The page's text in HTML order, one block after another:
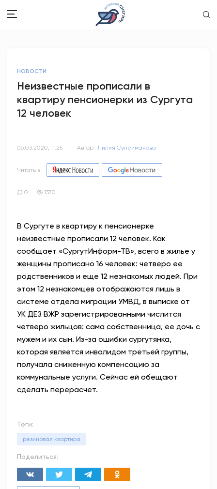
ОБРАЗОВАНИЕ
КУЛЬТУРА
СПОРТ
АНТИТЕРРОР
НОВОСТИ
ОФИЦИАЛЬНО
80,93
НОВОСТИ
Неизвестные прописали в
квартиру пенсионерки из Сургута
12 человек
06.03.2020, 11:25 Автор: Лилия Сулейманова
Читать в
0 1370
В Сургуте в квартиру к пенсионерке
неизвестные прописали 12 человек. Как
сообщает «СургутИнформ-ТВ», всего в жилье у
женщины прописано 16 человек: четверо ее
родственников и еще 12 незнакомых людей. При
этом 12 незнакомцев отображаются лишь в
системе отдела миграции УМВД, в выписке от
УК ДЕЗ ВЖР зарегистрированными числится
четверо жильцов: сама собственница, ее дочь с
мужем и их сын. Из-за ошибки сургутянка,
которая является инвалидом третьей группы,
получала сниженную компенсацию за
коммунальные услуги. Сейчас ей обещают
сделать перерасчет.
Теги:
резиновая квартира
Поделиться: